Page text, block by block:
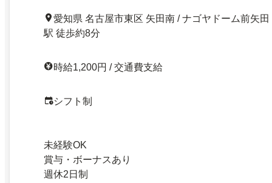
愛知県 名古屋市東区 矢田南 / ナゴヤドーム前矢田
駅 徒歩約8分
時給1,200円 / 交通費支給
シフト制
未経験OK
賞与・ボーナスあり
週休2日制